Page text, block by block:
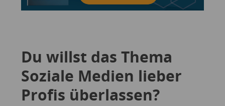
Du willst das Thema
Soziale Medien lieber
Profis überlassen?